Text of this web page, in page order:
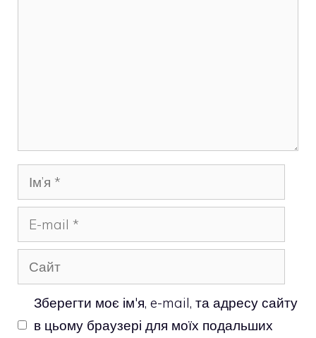
Ім’я
mail
Сайт
Зберегти моє ім'я, e-mail, та адресу сайту
в цьому браузері для моїх подальших